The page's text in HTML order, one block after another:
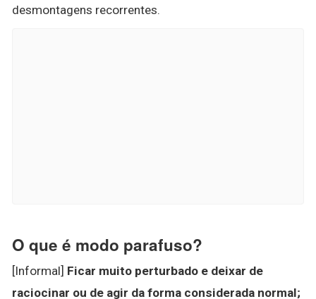
desmontagens recorrentes.
O que é modo parafuso?
[Informal] Ficar muito perturbado e deixar de
raciocinar ou de agir da forma considerada normal;